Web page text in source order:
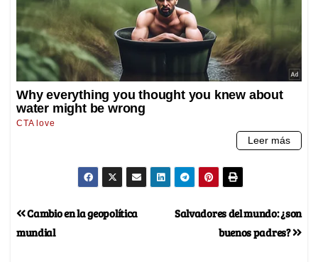
Salvadores del mundo: ¿son
buenos padres?
Cambio en la geopolítica
mundial